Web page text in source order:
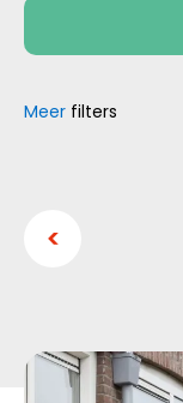
Meer filters